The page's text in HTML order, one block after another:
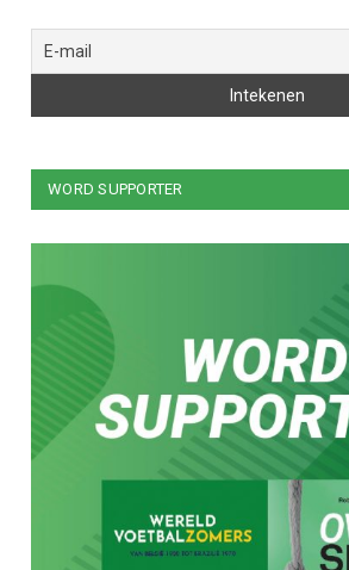
WORD SUPPORTER